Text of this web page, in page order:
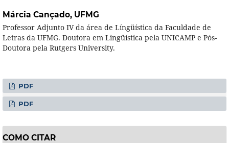
Márcia Cançado, UFMG
Professor Adjunto IV da área de Língüística da Faculdade de
Letras da UFMG. Doutora em Lingüística pela UNICAMP e Pós-
Doutora pela Rutgers University.
PDF
PDF
COMO CITAR